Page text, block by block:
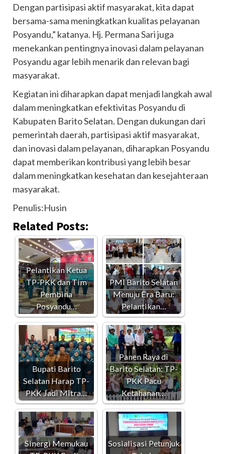
Dengan partisipasi aktif masyarakat, kita dapat
bersama-sama meningkatkan kualitas pelayanan
Posyandu,” katanya. Hj. Permana Sari juga
menekankan pentingnya inovasi dalam pelayanan
Posyandu agar lebih menarik dan relevan bagi
masyarakat.
Kegiatan ini diharapkan dapat menjadi langkah awal
dalam meningkatkan efektivitas Posyandu di
Kabupaten Barito Selatan. Dengan dukungan dari
pemerintah daerah, partisipasi aktif masyarakat,
dan inovasi dalam pelayanan, diharapkan Posyandu
dapat memberikan kontribusi yang lebih besar
dalam meningkatkan kesehatan dan kesejahteraan
masyarakat.
Penulis:Husin
Related Posts:
Pelantikan Ketua
TP-PKK dan Tim
Pembina
Posyandu…
PMI Barito Selatan
Menuju Era Baru:
Pelantikan…
Bupati Barito
Selatan Harap TP-
PKK Jadi Mitra…
Panen Raya di
Barito Selatan: TP-
PKK Pacu
Ketahanan…
Sinergi Memukau
Sosialisasi Petunjuk